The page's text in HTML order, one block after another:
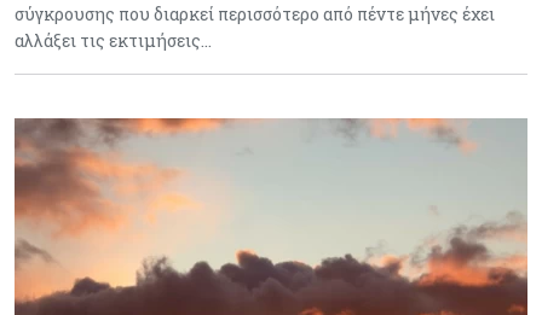
σύγκρουσης που διαρκεί περισσότερο από πέντε μήνες έχει
αλλάξει τις εκτιμήσεις…